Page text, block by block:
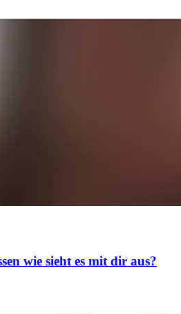
wie sieht es mit dir aus?